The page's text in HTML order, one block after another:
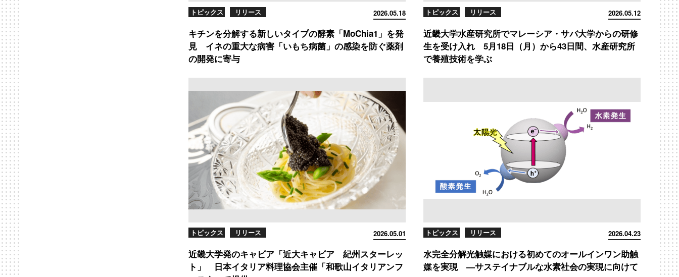
2026.05.18
トピックス リリース
キチンを分解する新しいタイプの酵素「MoChia1」を発
見 イネの重大な病害「いもち病菌」の感染を防ぐ薬剤
の開発に寄与
2026.05.12
トピックス リリース
近畿大学水産研究所でマレーシア・サバ大学からの研修
生を受け入れ 5月18日（月）から43日間、水産研究所
で養殖技術を学ぶ
2026.05.01
トピックス リリース
近畿大学発のキャビア「近大キャビア 紀州スターレッ
ト」 日本イタリア料理協会主催「和歌山イタリアンフ
2026.04.23
トピックス リリース
水完全分解光触媒における初めてのオールインワン助触
媒を実現 ―サステイナブルな水素社会の実現に向けて